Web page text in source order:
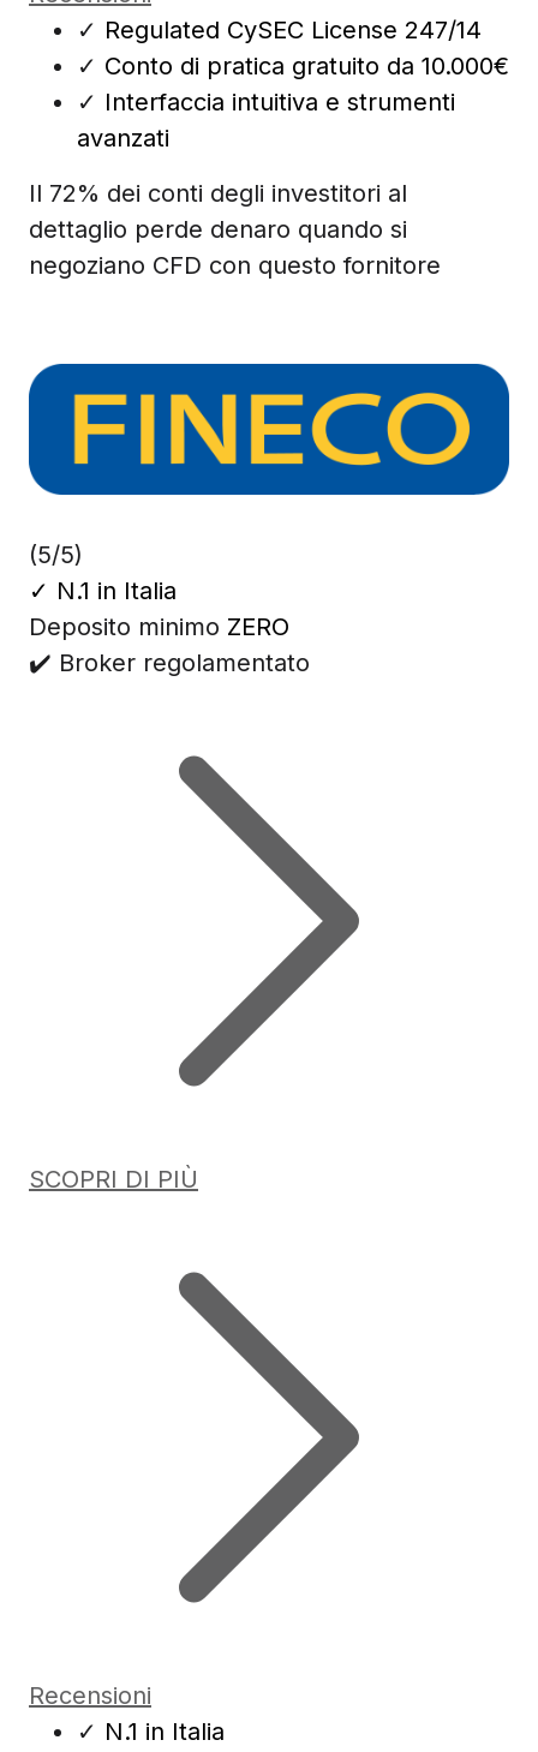
✓ Regulated CySEC License 247/14
✓ Conto di pratica gratuito da 10.000€
✓ Interfaccia intuitiva e strumenti
avanzati
Il 72% dei conti degli investitori al
dettaglio perde denaro quando si
negoziano CFD con questo fornitore
(5/5)
✓ N.1 in Italia
Deposito minimo ZERO
✔️ Broker regolamentato
SCOPRI DI PIÙ
Recensioni
✓ N.1 in Italia